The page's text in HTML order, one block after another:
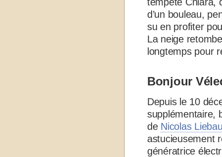
d’un bouleau,
su en profiter
La neige
longtemps pour
Bonjour
Depuis le 10
supplémentaire,
de Nicolas
astucieusement
génératrice